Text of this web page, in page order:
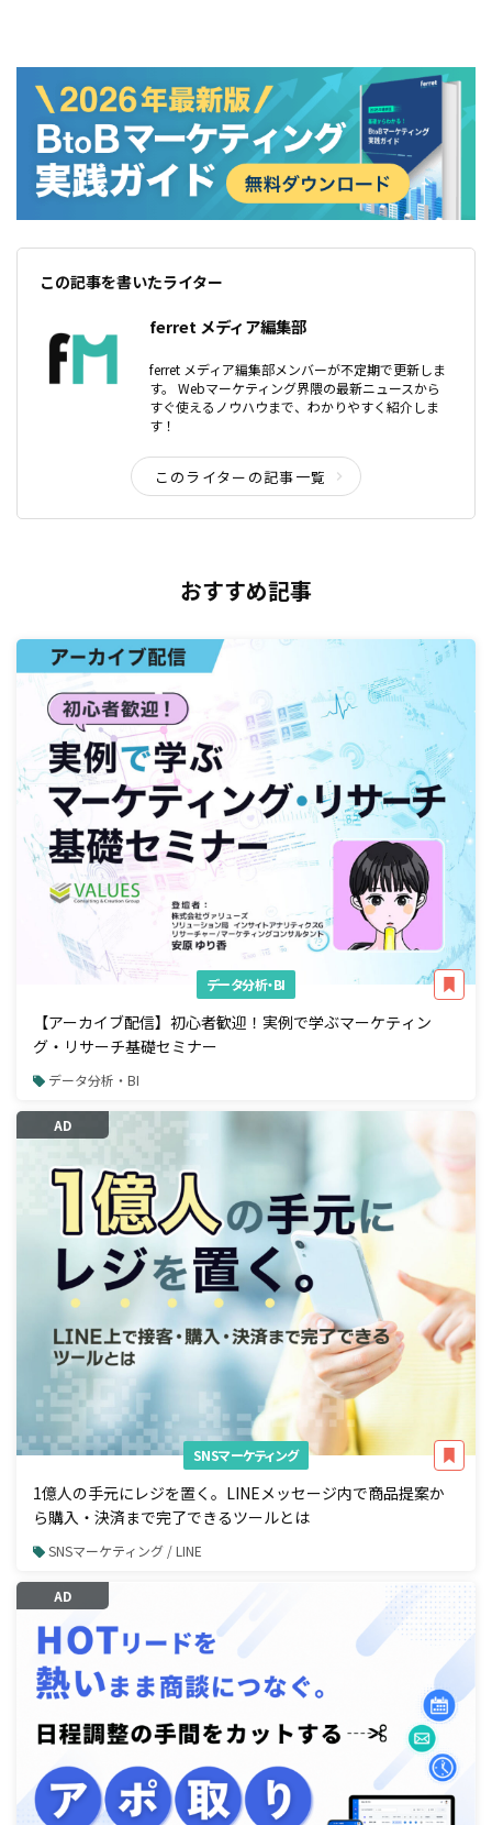
この記事を書いたライター
ferret メディア編集部
ferret メディア編集部メンバーが不定期で更新しま
す。 Webマーケティング界隈の最新ニュースから
すぐ使えるノウハウまで、わかりやすく紹介しま
す！
このライターの記事一覧
おすすめ記事
データ分析・BI
【アーカイブ配信】初心者歓迎！実例で学ぶマーケティン
グ・リサーチ基礎セミナー
データ分析・BI
AD
SNSマーケティング
1億人の手元にレジを置く。LINEメッセージ内で商品提案か
ら購入・決済まで完了できるツールとは
SNSマーケティング / LINE
AD